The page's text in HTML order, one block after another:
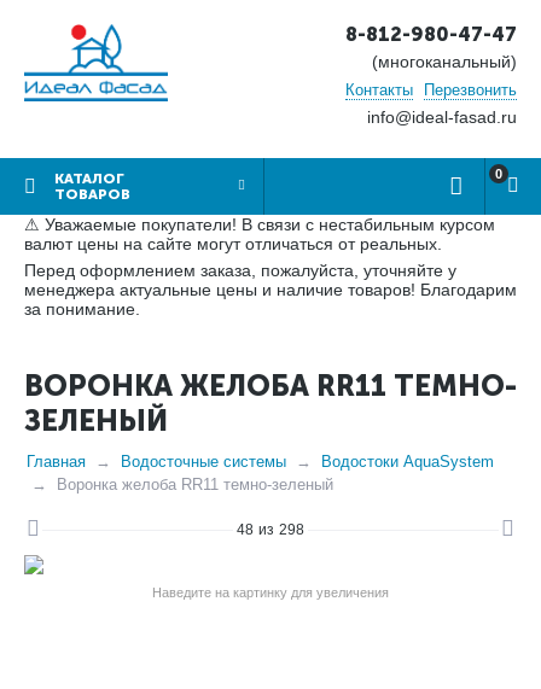
8-812-980-47-47
(многоканальный)
Контакты Перезвонить
info@ideal-fasad.ru
КАТАЛОГ
ТОВАРОВ
0
⚠ Уважаемые покупатели! В связи с нестабильным курсом
валют цены на сайте могут отличаться от реальных.
Перед оформлением заказа, пожалуйста, уточняйте у
менеджера актуальные цены и наличие товаров! Благодарим
за понимание.
ВОРОНКА ЖЕЛОБА RR11 ТЕМНО-
ЗЕЛЕНЫЙ
Главная Водосточные системы
Водостоки AquaSystem
Воронка желоба RR11 темно-зеленый
48 из 298
Наведите на картинку для увеличения